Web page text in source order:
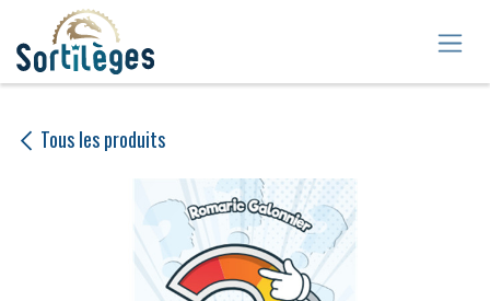
Se rendre au contenu
Tous les produits